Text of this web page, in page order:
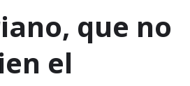
que no
el